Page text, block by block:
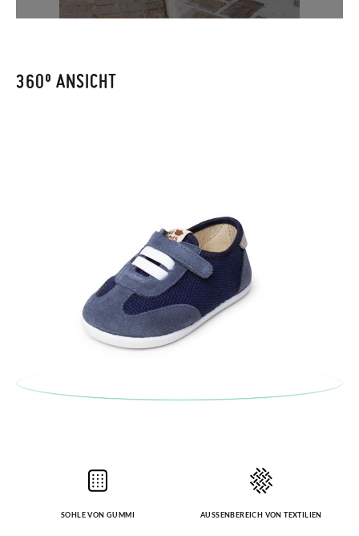
besuchen Sie bitte unsereRuecksendung und geben Sie Ihre
automatisch an Ihr Postfach gesendet.
360º ANSICHT
SOHLE VON GUMMI AUSSENBEREICH VON TEXTILIEN